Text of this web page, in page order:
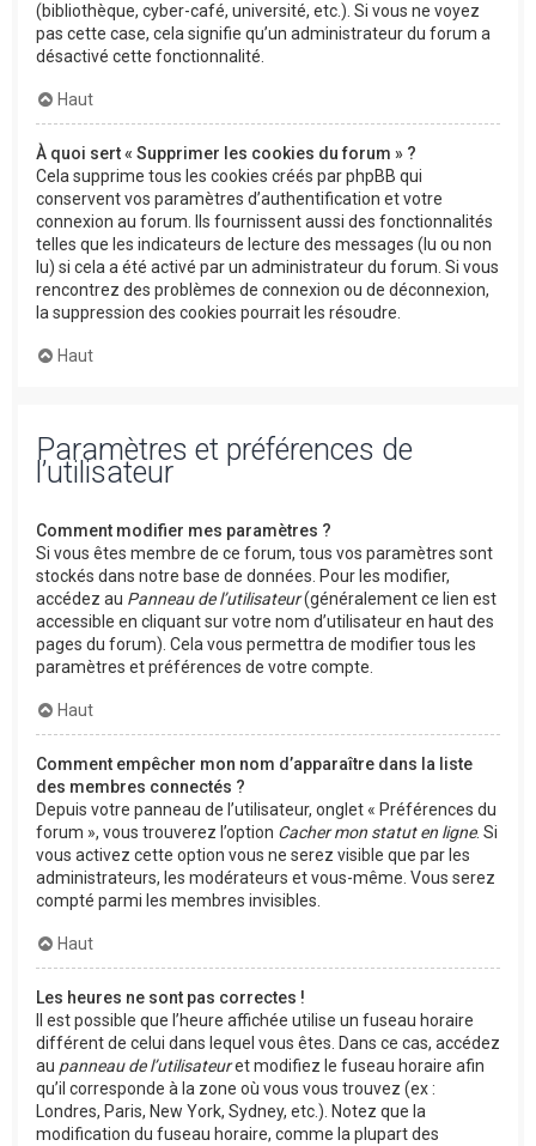
(bibliothèque, cyber-café, université, etc.). Si vous ne voyez
pas cette case, cela signifie qu’un administrateur du forum a
désactivé cette fonctionnalité.
Haut
À quoi sert « Supprimer les cookies du forum » ?
Cela supprime tous les cookies créés par phpBB qui
conservent vos paramètres d’authentification et votre
connexion au forum. Ils fournissent aussi des fonctionnalités
telles que les indicateurs de lecture des messages (lu ou non
lu) si cela a été activé par un administrateur du forum. Si vous
rencontrez des problèmes de connexion ou de déconnexion,
la suppression des cookies pourrait les résoudre.
Haut
Paramètres et préférences de
l’utilisateur
Comment modifier mes paramètres ?
Si vous êtes membre de ce forum, tous vos paramètres sont
stockés dans notre base de données. Pour les modifier,
accédez au Panneau de l’utilisateur(généralement ce lien est
accessible en cliquant sur votre nom d’utilisateur en haut des
pages du forum). Cela vous permettra de modifier tous les
paramètres et préférences de votre compte.
Haut
Comment empêcher mon nom d’apparaître dans la liste
des membres connectés ?
Depuis votre panneau de l’utilisateur, onglet « Préférences du
forum », vous trouverez l’option Cacher mon statut en ligne. Si
vous activez cette option vous ne serez visible que par les
administrateurs, les modérateurs et vous-même. Vous serez
compté parmi les membres invisibles.
Haut
Les heures ne sont pas correctes !
Il est possible que l’heure affichée utilise un fuseau horaire
différent de celui dans lequel vous êtes. Dans ce cas, accédez
au panneau de l’utilisateuret modifiez le fuseau horaire afin
qu’il corresponde à la zone où vous vous trouvez (ex :
Londres, Paris, New York, Sydney, etc.). Notez que la
modification du fuseau horaire, comme la plupart des